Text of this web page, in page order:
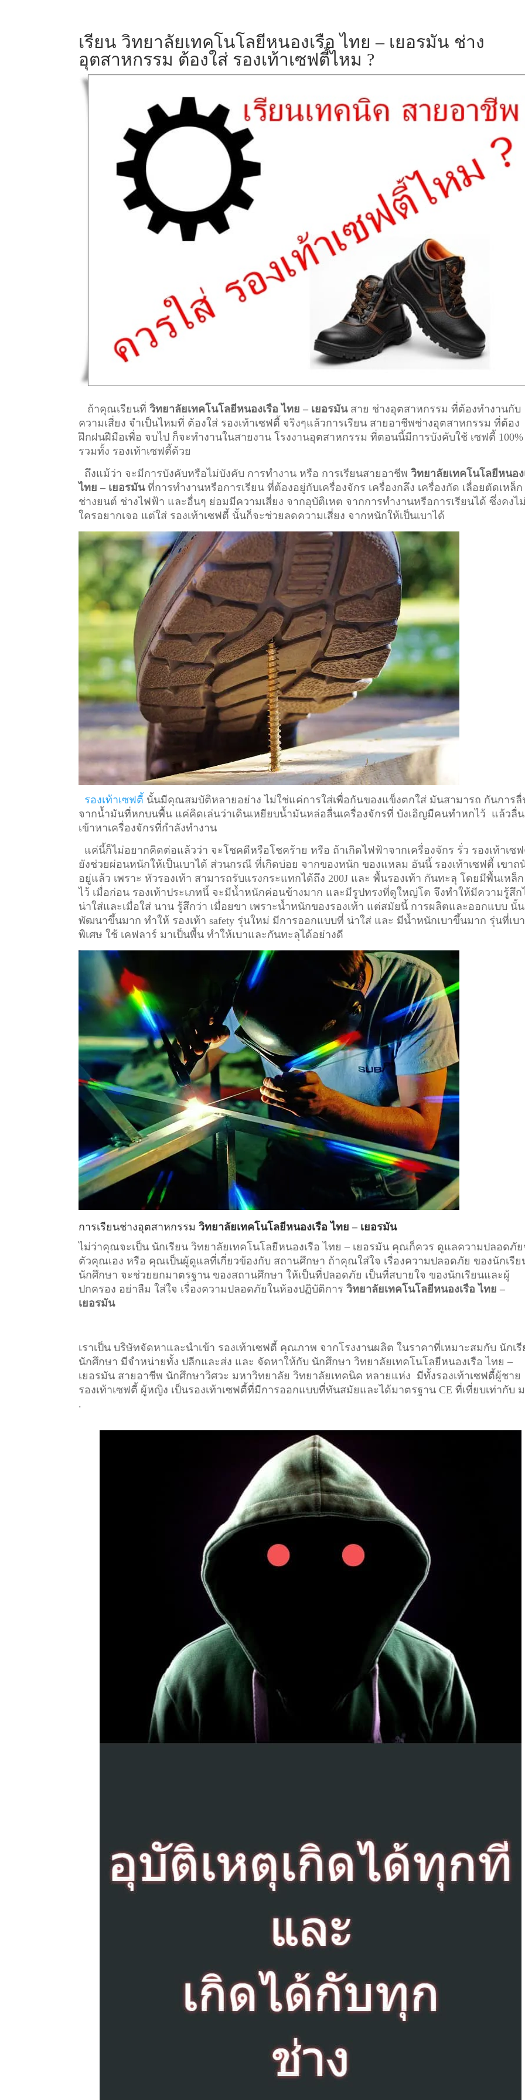
เรียน วิทยาลัยเทคโนโลยีหนองเรือ ไทย – เยอรมัน ช่าง
อุตสาหกรรม ต้องใส่ รองเท้าเซฟตี้ไหม ?
ถ้าคุณเรียนที่วิทยาลัยเทคโนโลยีหนองเรือ ไทย – เยอรมันสาย ช่างอุตสาหกรรม ที่ต้องทำงานกับ
ความเสี่ยง จำเป็นไหมที่ ต้องใส่ รองเท้าเซฟตี้ จริงๆแล้วการเรียน สายอาชีพช่างอุตสาหกรรมที่ต้อง
ฝึกฝนฝีมือเพื่อ จบไป ก็จะทำงานในสายงาน โรงงานอุตสาหกรรม ที่ตอนนี้มีการบังคับใช้ เซฟตี้ 100%
รวมทั้ง รองเท้าเซฟตี้ด้วย
ถึงแม้ว่า จะมีการบังคับหรือไม่บังคับ การทำงาน หรือ การเรียนสายอาชีพวิทยาลัยเทคโนโลยีหนอง
ไทย – เยอรมันที่การทำงานหรือการเรียน ที่ต้องอยู่กับเครื่องจักร เครื่องกลึง เครื่องกัด เลื่อยตัดเหล็ก
ช่างยนต์ ช่างไฟฟ้า และอื่นๆ ย่อมมีความเสี่ยง จากอุบัติเหต จากการทำงานหรือการเรียนได้ ซึ่งคงไ
ใครอยากเจอ แต่ใส่ รองเท้าเซฟตี้ นั้นก็จะช่วยลดความเสี่ยง จากหนักให้เป็นเบาได้
รองเท้าเซฟตี้ นั้นมีคุณสมบัติหลายอย่าง ไม่ใช่แค่การใส่เพื่อกันของแข็งตกใส่ มันสามารถ กันการลื่
จากน้ำมันที่หกบนพื้น แค่คิดเล่นว่าเดินเหยียบน้ำมันหล่อลื่นเครื่องจักรที่ บังเอิญมีคนทำหกไว้ แล้วลื่น
เข้าหาเครื่องจักรที่กำลังทำงาน
แค่นี้ก็ไม่อยากคิดต่อแล้วว่า จะโชคดีหรือโชคร้าย หรือ ถ้าเกิดไฟฟ้าจากเครื่องจักร รั่ว รองเท้าเซ
ยังช่วยผ่อนหนักให้เป็นเบาได้ ส่วนกรณี ที่เกิดบ่อย จากของหนัก ของแหลม อันนี้ รองเท้าเซฟตี้ เขาถ
อยู่แล้ว เพราะ หัวรองเท้า สามารถรับแรงกระแทกได้ถึง 200J และ พื้นรองเท้า กันทะลุ โดยมีพื้นเหล็
ไว้ เมื่อก่อน รองเท้าประเภทนี้ จะมีน้ำหนักค่อนข้างมาก และมีรูปทรงที่ดูใหญ่โต จึงทำให้มีความรู้สึก
น่าใส่และเมื่อใส่ นาน รู้สึกว่า เมื่อยขา เพราะน้ำหนักของรองเท้า แต่สมัยนี้ การผลิตและออกแบบ นั้น
พัฒนาขึ้นมาก ทำให้ รองเท้า safety รุ่นใหม่ มีการออกแบบที่ น่าใส่ และ มีน้ำหนักเบาขึ้นมาก รุ่นที่เบา
พิเศษ ใช้ เคฟลาร์ มาเป็นพื้น ทำให้เบาและกันทะลุได้อย่างดี
การเรียนช่างอุตสาหกรรม วิทยาลัยเทคโนโลยีหนองเรือ ไทย – เยอรมัน
ไม่ว่าคุณจะเป็น นักเรียน วิทยาลัยเทคโนโลยีหนองเรือ ไทย – เยอรมัน คุณก็ควร ดูแลความปลอดภัย
ตัวคุณเอง หรือ คุณเป็นผู้ดูแลที่เกี่ยวข้องกับ สถานศึกษา ถ้าคุณใส่ใจ เรื่องความปลอดภัย ของนักเรีย
นักศึกษา จะช่วยยกมาตรฐาน ของสถานศึกษา ให้เป็นที่ปลอดภัย เป็นที่สบายใจ ของนักเรียนและผู้
ปกครอง อย่าลืม ใส่ใจ เรื่องความปลอดภัยในห้องปฏิบัติการวิทยาลัยเทคโนโลยีหนองเรือ ไทย –
เยอรมัน
เราเป็น บริษัทจัดหาและนำเข้า รองเท้าเซฟตี้ คุณภาพ จากโรงงานผลิต ในราคาที่เหมาะสมกับ นักเ
นักศึกษา มีจำหน่ายทั้ง ปลีกและส่ง และ จัดหาให้กับ นักศึกษา วิทยาลัยเทคโนโลยีหนองเรือ ไทย –
เยอรมัน สายอาชีพ นักศึกษาวิศวะ มหาวิทยาลัย วิทยาลัยเทคนิค หลายแห่ง มีทั้งรองเท้าเซฟตี้ผู้ชาย
รองเท้าเซฟตี้ ผู้หญิง เป็นรองเท้าเซฟตี้ที่มีการออกแบบที่ทันสมัยและได้มาตรฐาน CE ที่เที่ยบเท่ากับ
.